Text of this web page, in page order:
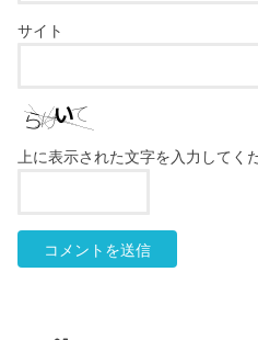
サイト
上に表示された文字を入力してく